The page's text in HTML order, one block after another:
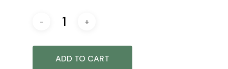
ADD TO CART